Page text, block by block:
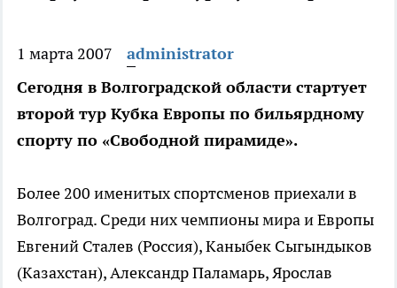
1 марта 2007
administrator
Сегодня в Волгоградской области стартует
второй тур Кубка Европы по бильярдному
спорту по «Свободной пирамиде».
Более 200 именитых спортсменов приехали в
Волгоград. Среди них чемпионы мира и Европы
Евгений Сталев (Россия), Каныбек Сыгындыков
(Казахстан), Александр Паламарь, Ярослав